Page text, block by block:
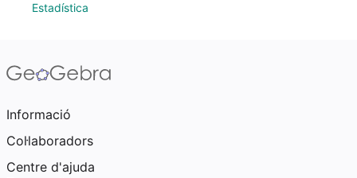
Estadística
Informació
Col·laboradors
Centre d'ajuda